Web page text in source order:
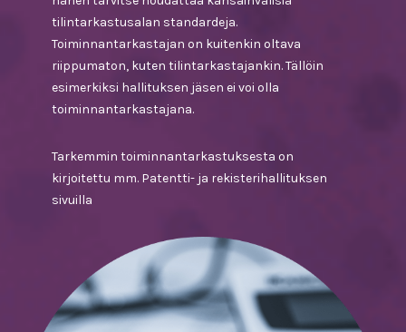
tilintarkastusalan standardeja.
Toiminnantarkastajan on kuitenkin oltava
riippumaton, kuten tilintarkastajankin. Tällöin
esimerkiksi hallituksen jäsen ei voi olla
toiminnantarkastajana.
Tarkemmin toiminnantarkastuksesta on
kirjoitettu mm. Patentti- ja rekisterihallituksen
sivuilla